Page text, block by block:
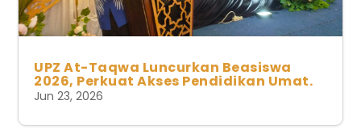
UPZ At-Taqwa Luncurkan Beasiswa
2026, Perkuat Akses Pendidikan Umat.
Jun 23, 2026